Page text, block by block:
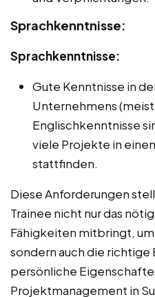
Sprachkenntnisse:
Sprachkenntnisse:
Gute Kenntnisse in
Unternehmens
Englischkenntnisse
viele Projekte in
stattfinden.
Diese Anforderungen
Trainee nicht nur das
Fähigkeiten mitbringt,
sondern auch die richtige
persönliche
Projektmanagement in